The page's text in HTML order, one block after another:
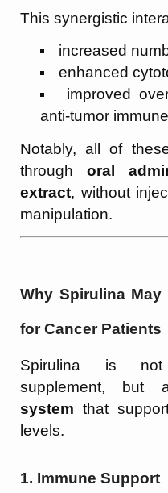
This synergistic
increased
enhanced
improved
anti-tumor
Notably, all of
through oral
extract, without
manipulation.
Why Spirulina May
for Cancer Patients
Spirulina is not
supplement, but
system that
levels.
1. Immune Support